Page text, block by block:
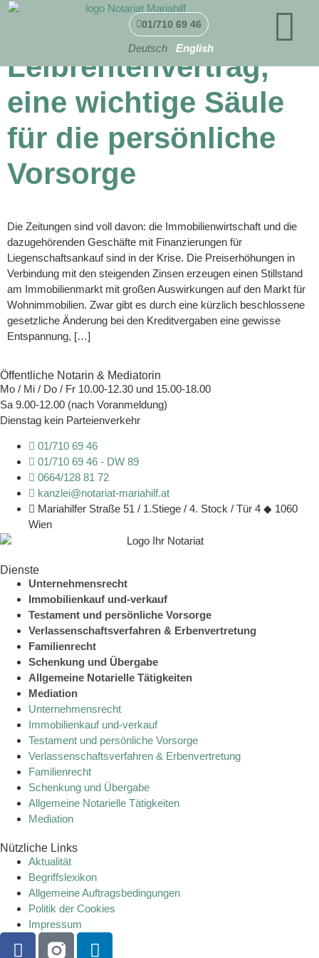
01/710 69 46
Deutsch English
Leibrentenvertrag,
eine wichtige Säule
für die persönliche
Vorsorge
Die Zeitungen sind voll davon: die Immobilienwirtschaft und die
dazugehörenden Geschäfte mit Finanzierungen für
Liegenschaftsankauf sind in der Krise. Die Preiserhöhungen in
Verbindung mit den steigenden Zinsen erzeugen einen Stillstand
am Immobilienmarkt mit großen Auswirkungen auf den Markt für
Wohnimmobilien. Zwar gibt es durch eine kürzlich beschlossene
gesetzliche Änderung bei den Kreditvergaben eine gewisse
Entspannung, […]
Öffentliche Notarin & Mediatorin
Mo / Mi / Do / Fr 10.00-12.30 und 15.00-18.00
Sa 9.00-12.00 (nach Voranmeldung)
Dienstag kein Parteienverkehr
01/710 69 46
01/710 69 46 - DW 89
0664/128 81 72
kanzlei@notariat-mariahilf.at
Mariahilfer Straße 51 / 1.Stiege / 4. Stock / Tür 4 ◆ 1060
Wien
Dienste
Unternehmensrecht
Immobilienkauf und-verkauf
Testament und persönliche Vorsorge
Verlassenschaftsverfahren & Erbenvertretung
Familienrecht
Schenkung und Übergabe
Allgemeine Notarielle Tätigkeiten
Mediation
Unternehmensrecht
Immobilienkauf und-verkauf
Testament und persönliche Vorsorge
Verlassenschaftsverfahren & Erbenvertretung
Familienrecht
Schenkung und Übergabe
Allgemeine Notarielle Tätigkeiten
Mediation
Nützliche Links
Aktualität
Begriffslexikon
Allgemeine Auftragsbedingungen
Politik der Cookies
Impressum